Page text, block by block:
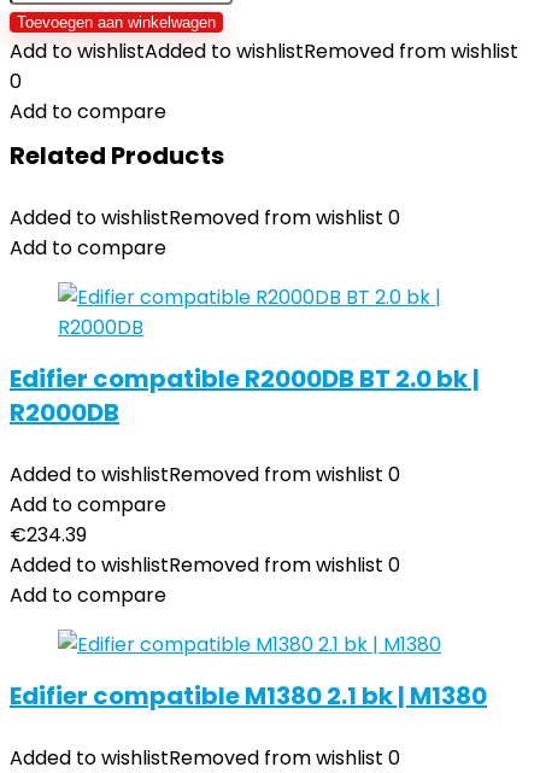
Toevoegen aan winkelwagen
Add to wishlistAdded to wishlistRemoved from wishlist
0
Add to compare
Related Products
Added to wishlistRemoved from wishlist 0
Add to compare
Edifier compatible R2000DB BT 2.0 bk |
R2000DB
Added to wishlistRemoved from wishlist 0
Add to compare
€234.39
Added to wishlistRemoved from wishlist 0
Add to compare
Edifier compatible M1380 2.1 bk | M1380
Added to wishlistRemoved from wishlist 0